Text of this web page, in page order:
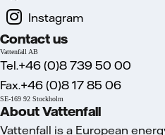
Instagram
Contact us
Vattenfall AB
Tel.+46 (0)8 739 50 00
Fax.+46 (0)8 17 85 06
SE-169 92 Stockholm
About Vattenfall
Vattenfall is a European